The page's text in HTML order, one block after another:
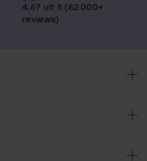
4,67 uit 5 (82.000+
reviews)